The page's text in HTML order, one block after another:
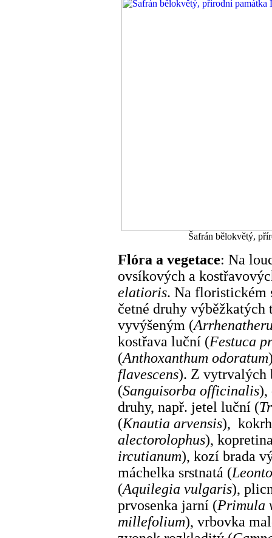
Šafrán bělokvětý,
Flóra a vegetace: Na
ovsíkových a
elatioris. Na floristickém
četné druhy
vyvýšeným (
kostřava luční (Festuca
(Anthoxanthum odoratum
flavescens). Z vytrvalých
(Sanguisorba officinalis),
druhy, např. jetel luční (
(Knautia arvensis),
alectorolophus),
ircutianum), kozí brada
máchelka srstnatá (
(Aquilegia vulgaris),
prvosenka jarní (Primula
millefolium), vrbovka